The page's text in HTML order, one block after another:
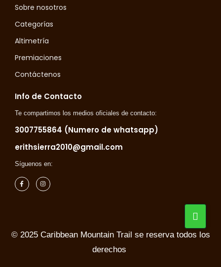
Sobre nosotros
Categorías
Altimetría
Premiaciones
Contáctenos
Info de Contacto
Te compartimos los medios oficiales de contacto:
3007755864 (Numero de whatsapp)
erithsierra2010@gmail.com
Síguenos en:
© 2025 Caribbean Mountain Trail se reserva todos los
derechos